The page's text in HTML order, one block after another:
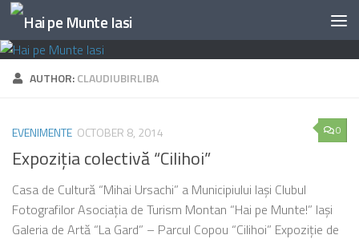
Skip to content
AUTHOR:CLAUDIUBIRLIBA
0
EVENIMENTE OCTOBER 8, 2014
Expoziţia colectivă “Cilihoi”
Casa de Cultură “Mihai Ursachi” a Municipiului Iaşi Clubul
Fotografilor Asociaţia de Turism Montan “Hai pe Munte!” Iaşi
Galeria de Artă “La Gard” – Parcul Copou “Cilihoi” Expoziţie de